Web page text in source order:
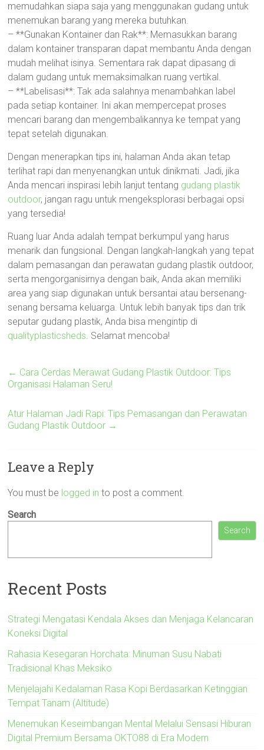
memudahkan siapa saja yang menggunakan gudang untuk
menemukan barang yang mereka butuhkan.
– **Gunakan Kontainer dan Rak**: Memasukkan barang
dalam kontainer transparan dapat membantu Anda dengan
mudah melihat isinya. Sementara rak dapat dipasang di
dalam gudang untuk memaksimalkan ruang vertikal.
– **Labelisasi**: Tak ada salahnya menambahkan label
pada setiap kontainer. Ini akan mempercepat proses
mencari barang dan mengembalikannya ke tempat yang
tepat setelah digunakan.
Dengan menerapkan tips ini, halaman Anda akan tetap
terlihat rapi dan menyenangkan untuk dinikmati. Jadi, jika
Anda mencari inspirasi lebih lanjut tentang gudang plastik
outdoor, jangan ragu untuk mengeksplorasi berbagai opsi
yang tersedia!
Ruang luar Anda adalah tempat berkumpul yang harus
menarik dan fungsional. Dengan langkah-langkah yang tepat
dalam pemasangan dan perawatan gudang plastik outdoor,
serta mengorganisirnya dengan baik, Anda akan memiliki
area yang siap digunakan untuk bersantai atau bersenang-
senang bersama keluarga. Untuk lebih banyak tips dan trik
seputar gudang plastik, Anda bisa mengintip di
qualityplasticsheds. Selamat mencoba!
← Cara Cerdas Merawat Gudang Plastik Outdoor: Tips
Organisasi Halaman Seru!
Atur Halaman Jadi Rapi: Tips Pemasangan dan Perawatan
Gudang Plastik Outdoor →
Leave a Reply
You must be logged in to post a comment.
Search
Search
Recent Posts
Strategi Mengatasi Kendala Akses dan Menjaga Kelancaran
Koneksi Digital
Rahasia Kesegaran Horchata: Minuman Susu Nabati
Tradisional Khas Meksiko
Menjelajahi Kedalaman Rasa Kopi Berdasarkan Ketinggian
Tempat Tanam (Altitude)
Menemukan Keseimbangan Mental Melalui Sensasi Hiburan
Digital Premium Bersama OKTO88 di Era Modern